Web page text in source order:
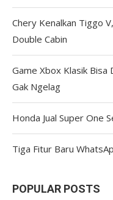
Chery Kenalkan Tiggo
Double Cabin
Game Xbox Klasik Bisa
Gak Ngelag
Honda Jual Super One
Tiga Fitur Baru
POPULAR POSTS